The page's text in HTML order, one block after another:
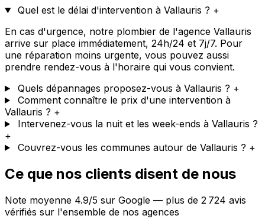
Quel est le délai d'intervention à Vallauris ? +
En cas d'urgence, notre plombier de l'agence Vallauris
arrive sur place immédiatement, 24h/24 et 7j/7. Pour
une réparation moins urgente, vous pouvez aussi
prendre rendez-vous à l'horaire qui vous convient.
Quels dépannages proposez-vous à Vallauris ? +
Comment connaître le prix d'une intervention à
Vallauris ? +
Intervenez-vous la nuit et les week-ends à Vallauris ?
+
Couvrez-vous les communes autour de Vallauris ? +
Ce que nos clients disent de nous
Note moyenne 4.9/5 sur Google — plus de 2 724 avis
vérifiés sur l'ensemble de nos agences